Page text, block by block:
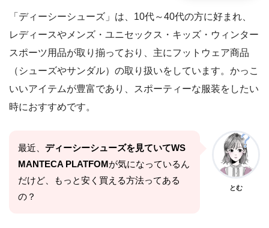
「ディーシーシューズ」は、10代～40代の方に好まれ、
レディースやメンズ・ユニセックス・キッズ・ウィンター
スポーツ用品が取り揃っており、主にフットウェア商品
（シューズやサンダル）の取り扱いをしています。かっこ
いいアイテムが豊富であり、スポーティーな服装をしたい
時におすすめです。
最近、 ディーシーシューズを見ていてWS
MANTECA PLATFOMが気になっているん
だけど、もっと安く買える方法ってある
の？
とむ